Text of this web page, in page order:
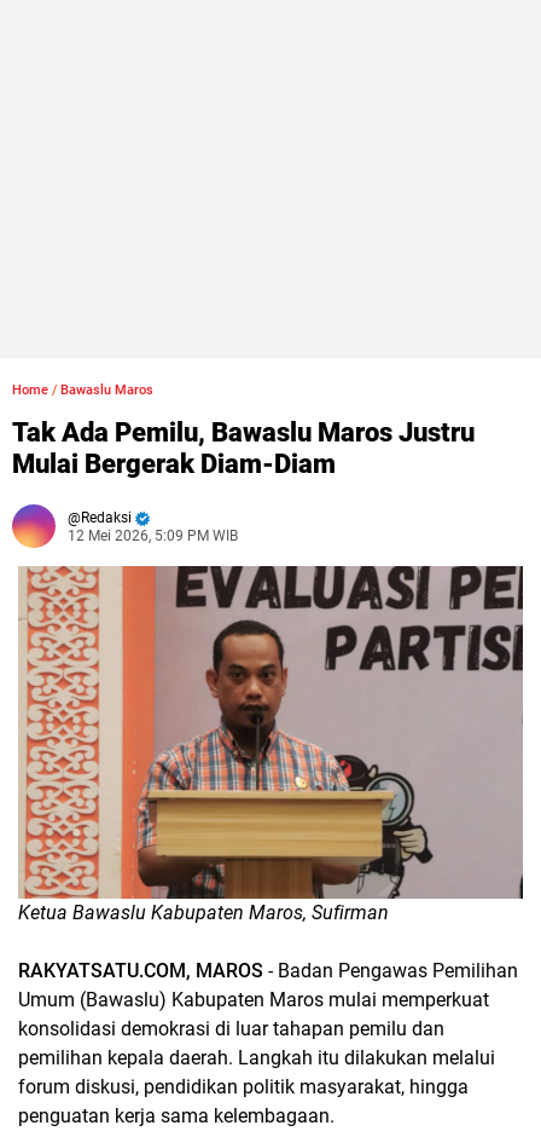
Home / Bawaslu Maros
Tak Ada Pemilu, Bawaslu Maros Justru
Mulai Bergerak Diam-Diam
Redaksi
12 Mei 2026, 5:09 PM WIB
Ketua Bawaslu Kabupaten Maros, Sufirman
RAKYATSATU.COM, MAROS - Badan Pengawas Pemilihan
Umum (Bawaslu) Kabupaten Maros mulai memperkuat
konsolidasi demokrasi di luar tahapan pemilu dan
pemilihan kepala daerah. Langkah itu dilakukan melalui
forum diskusi, pendidikan politik masyarakat, hingga
penguatan kerja sama kelembagaan.